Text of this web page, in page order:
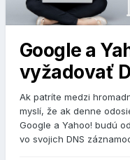
Google a
vyžadovať
Ak patríte medzi
myslí, že ak denne
Google a Yahoo! budú
vo svojich DNS